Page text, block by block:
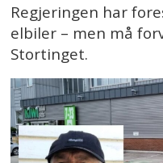
Regjeringen har
elbiler – men må
Stortinget.